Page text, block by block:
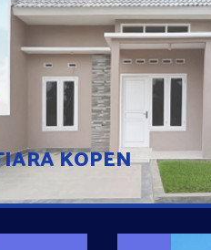
KOPEN
MUTIARA KOPEN
Hunian nyaman dengan suasana
pedesaan. 10 menit dari pusat kota, 2
menit dari Ring Road